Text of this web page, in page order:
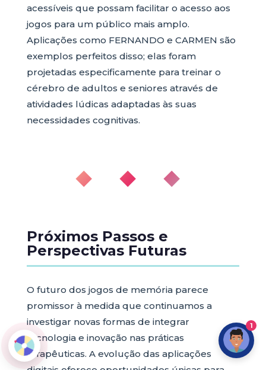
acessíveis que possam facilitar o acesso aos
jogos para um público mais amplo.
Aplicações como FERNANDO e CARMEN são
exemplos perfeitos disso; elas foram
projetadas especificamente para treinar o
cérebro de adultos e seniores através de
atividades lúdicas adaptadas às suas
necessidades cognitivas.
◆ ◆ ◆
Próximos Passos e
Perspectivas Futuras
O futuro dos jogos de memória parece
promissor à medida que continuamos a
investigar novas formas de integrar
tecnologia e inovação nas práticas
terapêuticas. A evolução das aplicações
1